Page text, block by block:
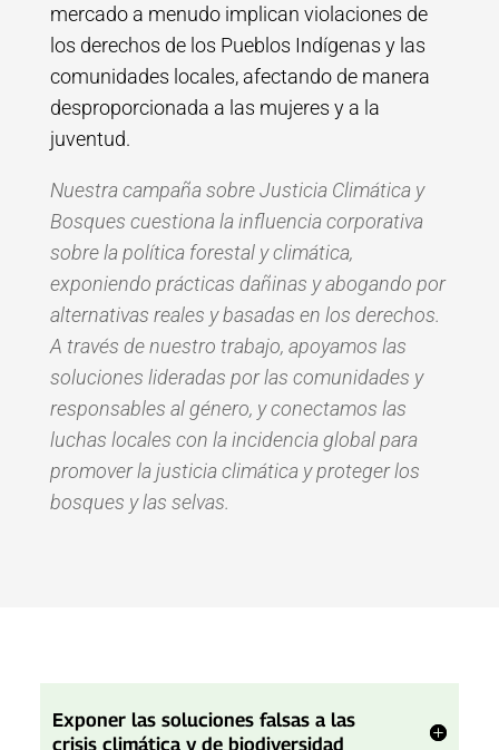
mercado a menudo implican violaciones de
los derechos de los Pueblos Indígenas y las
comunidades locales, afectando de manera
desproporcionada a las mujeres y a la
juventud.
Nuestra campaña sobre Justicia Climática y
Bosques cuestiona la influencia corporativa
sobre la política forestal y climática,
exponiendo prácticas dañinas y abogando por
alternativas reales y basadas en los derechos.
A través de nuestro trabajo, apoyamos las
soluciones lideradas por las comunidades y
responsables al género, y conectamos las
luchas locales con la incidencia global para
promover la justicia climática y proteger los
bosques y las selvas.
Exponer las soluciones falsas a las
crisis climática y de biodiversidad